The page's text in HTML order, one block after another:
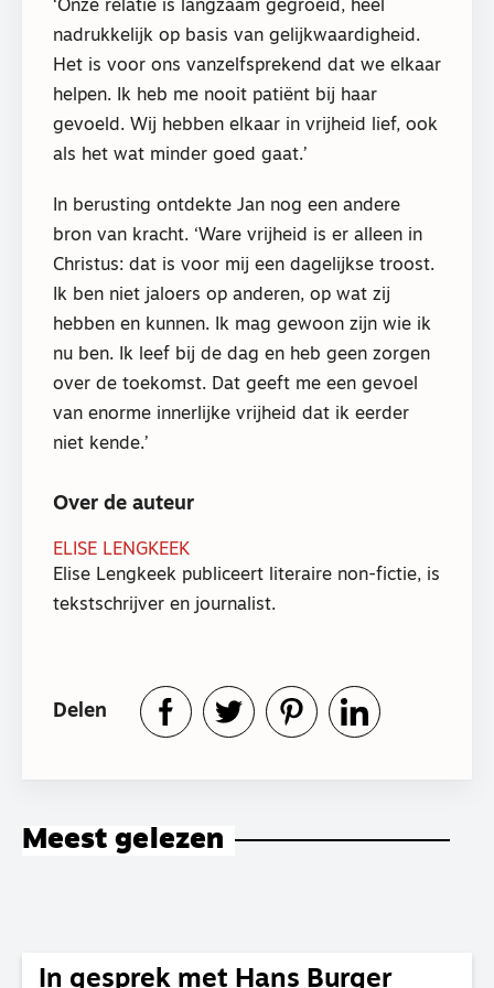
‘Onze relatie is langzaam gegroeid, heel
nadrukkelijk op basis van gelijkwaardigheid.
Het is voor ons vanzelfsprekend dat we elkaar
helpen. Ik heb me nooit patiënt bij haar
gevoeld. Wij hebben elkaar in vrijheid lief, ook
als het wat minder goed gaat.’
In berusting ontdekte Jan nog een andere
bron van kracht. ‘Ware vrijheid is er alleen in
Christus: dat is voor mij een dagelijkse troost.
Ik ben niet jaloers op anderen, op wat zij
hebben en kunnen. Ik mag gewoon zijn wie ik
nu ben. Ik leef bij de dag en heb geen zorgen
over de toekomst. Dat geeft me een gevoel
van enorme innerlijke vrijheid dat ik eerder
niet kende.’
Over de auteur
ELISE LENGKEEK
Elise Lengkeek publiceert literaire non-fictie, is
tekstschrijver en journalist.
Delen
Meest gelezen
In gesprek met Hans Burger